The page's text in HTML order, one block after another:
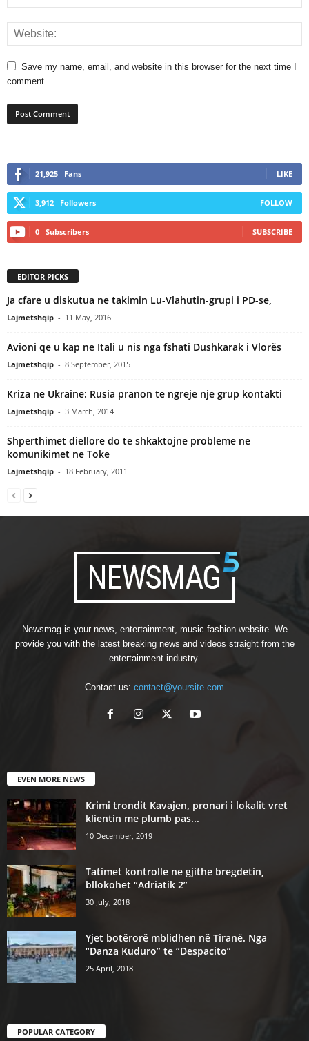
Save my name, email, and website in this browser for the next time I
comment.
21,925 Fans LIKE
3,912 Followers FOLLOW
0 Subscribers SUBSCRIBE
EDITOR PICKS
Ja cfare u diskutua ne takimin Lu-Vlahutin-grupi i PD-se,
Lajmetshqip - 11 May, 2016
Avioni qe u kap ne Itali u nis nga fshati Dushkarak i Vlorës
Lajmetshqip - 8 September, 2015
Kriza ne Ukraine: Rusia pranon te ngreje nje grup kontakti
Lajmetshqip - 3 March, 2014
Shperthimet diellore do te shkaktojne probleme ne
komunikimet ne Toke
Lajmetshqip - 18 February, 2011
Newsmag is your news, entertainment, music fashion website. We
provide you with the latest breaking news and videos straight from the
entertainment industry.
Contact us: contact@yoursite.com
EVEN MORE NEWS
Krimi trondit Kavajen, pronari i lokalit vret
klientin me plumb pas...
10 December, 2019
Tatimet kontrolle ne gjithe bregdetin,
bllokohet “Adriatik 2”
30 July, 2018
Yjet botërorë mblidhen në Tiranë. Nga
“Danza Kuduro” te “Despacito”
25 April, 2018
POPULAR CATEGORY